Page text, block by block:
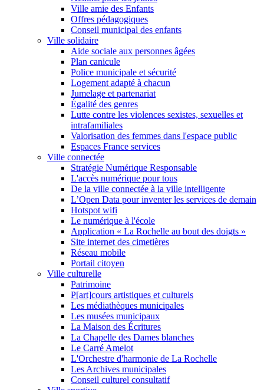
Ville amie des Enfants
Offres pédagogiques
Conseil municipal des enfants
Ville solidaire
Aide sociale aux personnes âgées
Plan canicule
Police municipale et sécurité
Logement adapté à chacun
Jumelage et partenariat
Égalité des genres
Lutte contre les violences sexistes, sexuelles et
intrafamiliales
Valorisation des femmes dans l'espace public
Espaces France services
Ville connectée
Stratégie Numérique Responsable
L'accès numérique pour tous
De la ville connectée à la ville intelligente
L’Open Data pour inventer les services de demain
Hotspot wifi
Le numérique à l'école
Application « La Rochelle au bout des doigts »
Site internet des cimetières
Réseau mobile
Portail citoyen
Ville culturelle
Patrimoine
P[art]cours artistiques et culturels
Les médiathèques municipales
Les musées municipaux
La Maison des Écritures
La Chapelle des Dames blanches
Le Carré Amelot
L'Orchestre d'harmonie de La Rochelle
Les Archives municipales
Conseil culturel consultatif